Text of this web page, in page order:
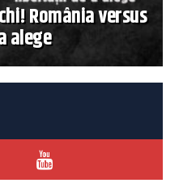
România versus
alege